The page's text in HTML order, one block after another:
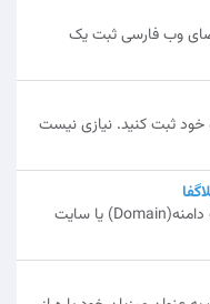
وب فارسی ثبت یک
خود ثبت کنید. نیازی نیست
شما می توانید محتوای وبلاگ خود را در یک دامنه(Domain) یا سایت